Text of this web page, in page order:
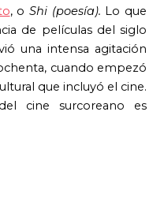
, o Shi (poesía). Lo que
de películas del siglo
una intensa agitación
cuando empezó
que incluyó el cine.
cine surcoreano es